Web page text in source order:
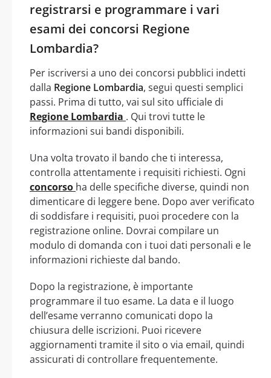
registrarsi e programmare i vari
esami dei concorsi Regione
Lombardia?
Per iscriversi a uno dei concorsi pubblici indetti
dalla Regione Lombardia, segui questi semplici
passi. Prima di tutto, vai sul sito ufficiale di
Regione Lombardia . Qui trovi tutte le
informazioni sui bandi disponibili.
Una volta trovato il bando che ti interessa,
controlla attentamente i requisiti richiesti. Ogni
concorso ha delle specifiche diverse, quindi non
dimenticare di leggere bene. Dopo aver verificato
di soddisfare i requisiti, puoi procedere con la
registrazione online. Dovrai compilare un
modulo di domanda con i tuoi dati personali e le
informazioni richieste dal bando.
Dopo la registrazione, è importante
programmare il tuo esame. La data e il luogo
dell’esame verranno comunicati dopo la
chiusura delle iscrizioni. Puoi ricevere
aggiornamenti tramite il sito o via email, quindi
assicurati di controllare frequentemente.